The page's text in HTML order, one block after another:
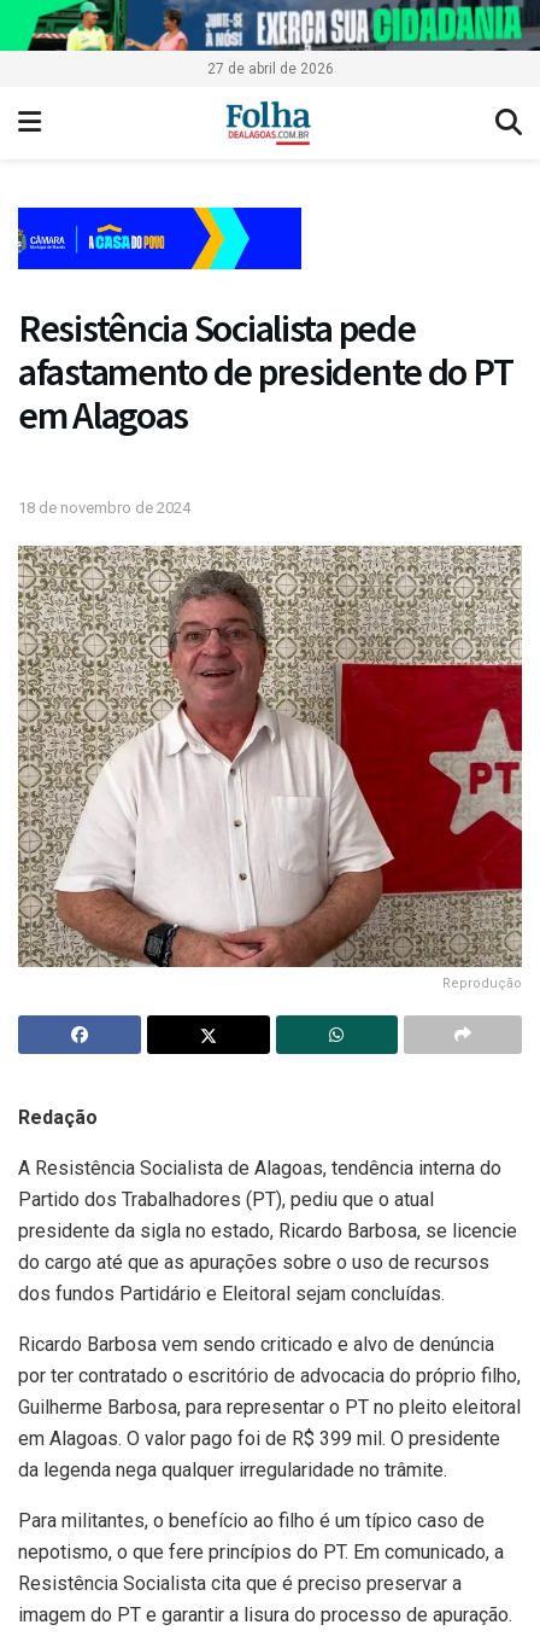
27 de abril de 2026
Resistência Socialista pede
afastamento de presidente do PT
em Alagoas
18 de novembro de 2024
Reprodução
Redação
A Resistência Socialista de Alagoas, tendência interna do
Partido dos Trabalhadores (PT), pediu que o atual
presidente da sigla no estado, Ricardo Barbosa, se licencie
do cargo até que as apurações sobre o uso de recursos
dos fundos Partidário e Eleitoral sejam concluídas.
Ricardo Barbosa vem sendo criticado e alvo de denúncia
por ter contratado o escritório de advocacia do próprio filho,
Guilherme Barbosa, para representar o PT no pleito eleitoral
em Alagoas. O valor pago foi de R$ 399 mil. O presidente
da legenda nega qualquer irregularidade no trâmite.
Para militantes, o benefício ao filho é um típico caso de
nepotismo, o que fere princípios do PT. Em comunicado, a
Resistência Socialista cita que é preciso preservar a
imagem do PT e garantir a lisura do processo de apuração.